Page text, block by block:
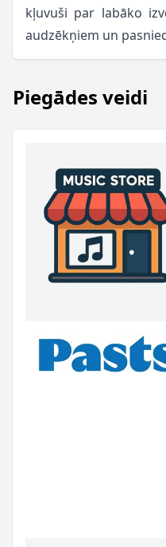
kļuvuši par labāko
audzēkņiem un
Piegādes veidi